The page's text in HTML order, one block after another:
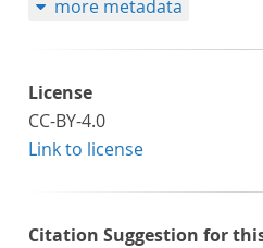
more metadata
License
CC-BY-4.0
Link to license
Citation Suggestion for